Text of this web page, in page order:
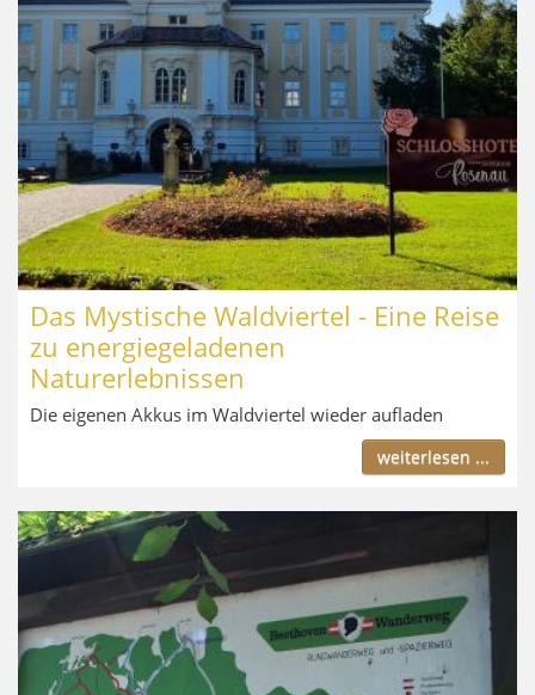
Das Mystische Waldviertel - Eine Reise
zu energiegeladenen
Naturerlebnissen
Die eigenen Akkus im Waldviertel wieder aufladen
weiterlesen ...